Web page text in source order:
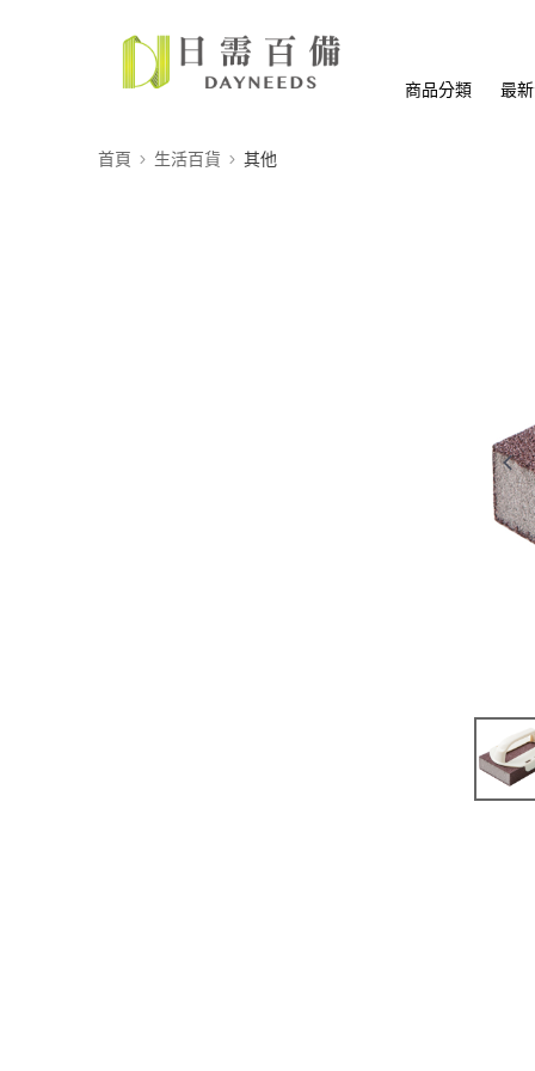
商品分類 最
首頁 生活百貨 其他